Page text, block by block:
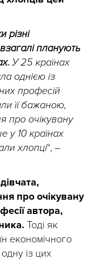
різні
планують
У 25 країнах
однією із
професій
її бажаною,
про очікувану
у 10 країнах
хлопці“, –
про очікувану
автора,
Тоді як
економічного
із цих